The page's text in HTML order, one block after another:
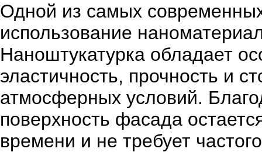
Одной из самых
использование
Наноштукатурка обладает
эластичность, прочность и
атмосферных условий.
поверхность фасада
времени и не требует